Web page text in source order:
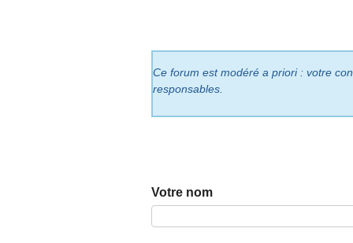
Ce forum est modéré a priori : votre
responsables.
Votre nom